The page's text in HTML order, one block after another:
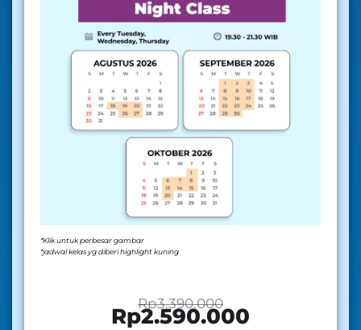
*Klik untuk perbesar gambar
*jadwal kelas yg diberi highlight kuning
Rp3.390.000
Rp2.590.000